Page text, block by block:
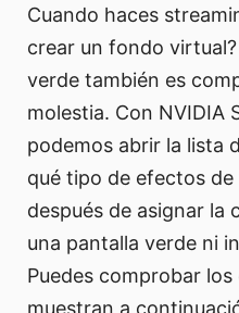
Cuando haces
crear un fondo
verde también es
molestia. Con NVIDIA
podemos abrir la lista
qué tipo de efectos
después de asignar la
una pantalla verde ni
Puedes comprobar
muestran a